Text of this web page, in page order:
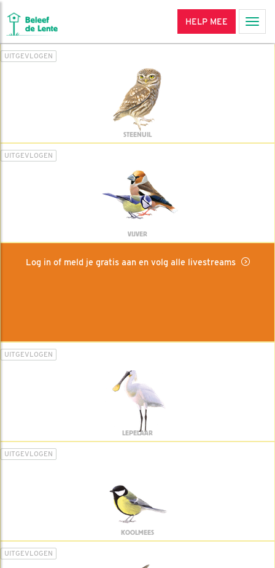
HELP MEE
UITGEVLOGEN
STEENUIL
UITGEVLOGEN
VIJVER
Log in of meld je gratis aan en volg alle livestreams
UITGEVLOGEN
LEPELAAR
UITGEVLOGEN
KOOLMEES
UITGEVLOGEN